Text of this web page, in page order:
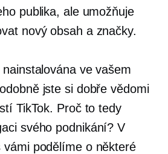
publika, ale umožňuje
nový obsah a značky.
ve vašem
jste si dobře vědomi
TikTok. Proč to tedy
svého podnikání? V
podělíme o některé